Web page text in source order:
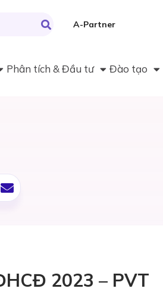
A-Partner
Phân tích & Đầu tư Đào tạo
2023 – PVT